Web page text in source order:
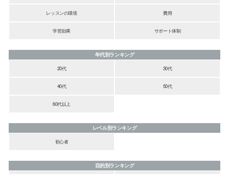
レッスンの環境 費用
学習効果 サポート体制
年代別ランキング
20代
30代
40代 50代
60代以上
レベル別ランキング
初心者
目的別ランキング